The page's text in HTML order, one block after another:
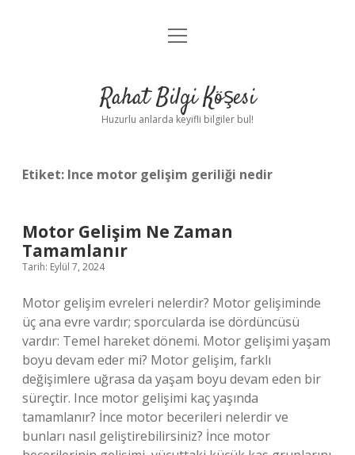
Anasayfa
Yasal Uyarı
menüyü
Rahat Bilgi Köşesi
Huzurlu anlarda keyifli bilgiler bul!
Etiket: Ince motor gelişim geriliği nedir
Motor Gelişim Ne Zaman
Tamamlanır
Tarih: Eylül 7, 2024
Motor gelişim evreleri nelerdir? Motor gelişiminde
üç ana evre vardır; sporcularda ise dördüncüsü
vardır: Temel hareket dönemi. Motor gelişimi yaşam
boyu devam eder mi? Motor gelişim, farklı
değişimlere uğrasa da yaşam boyu devam eden bir
süreçtir. Ince motor gelişimi kaç yaşında
tamamlanır? İnce motor becerileri nelerdir ve
bunları nasıl geliştirebilirsiniz? İnce motor